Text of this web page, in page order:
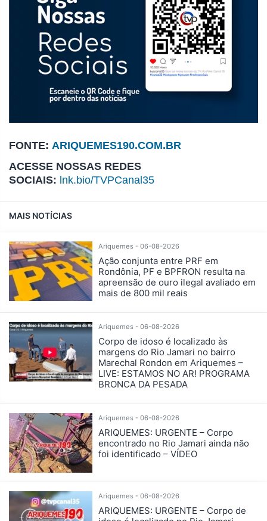
FONTE: ARIQUEMES190.COM.BR
ACESSE NOSSAS REDES
SOCIAIS: lnk.bio/TVPCanal35
MAIS NOTÍCIAS
Ariquemes - 06-08-2026
Ação conjunta entre PRF em
Rondônia, PF e BPFRON resulta na
apreensão de ouro ilegal avaliado em
mais de 800 mil reais
Ariquemes - 06-08-2026
Corpo de idoso é localizado às
margens do Rio Jamari no bairro
Marechal Rondon em Ariquemes –
LIVE: ESTAMOS NO AR! PROGRAMA
BRONCA DA PESADA
Ariquemes - 06-08-2026
ARIQUEMES: URGENTE – Corpo
encontrado no Rio Jamari ainda não
foi identificado – VÍDEO
Ariquemes - 06-08-2026
ARIQUEMES: URGENTE – Corpo de